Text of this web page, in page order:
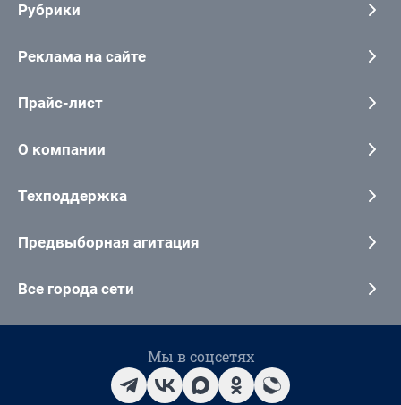
Рубрики
Реклама на сайте
Прайс-лист
О компании
Техподдержка
Предвыборная агитация
Все города сети
Мы в соцсетях